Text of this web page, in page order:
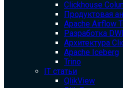
Clickhouse
Продуктовая
Apache Airflow
Разработка
Архитектура
Apache Iceberg
Trino
IT статьи
QlikView